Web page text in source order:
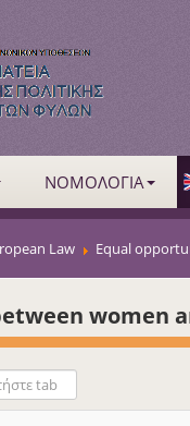
ΝΟΜΟΛΟΓΙΑ
Law Equal
women
tab